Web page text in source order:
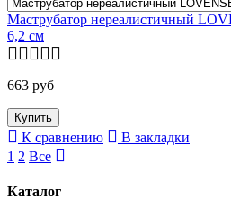
Маструбатор нереалистичный
6,2 см
663 руб
К сравнению
В закладки
1 2 Все
Каталог